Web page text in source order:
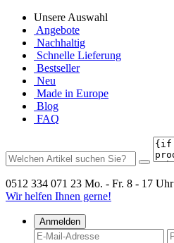
Unsere Auswahl
Angebote
Nachhaltig
Schnelle Lieferung
Bestseller
Neu
Made in Europe
Blog
FAQ
0512 334 071 23 Mo. - Fr. 8 - 17 Uhr
Wir helfen Ihnen gerne!
Anmelden